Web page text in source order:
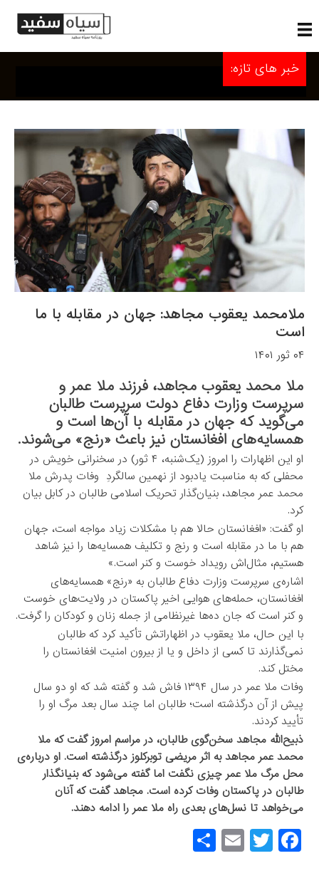
خبر های تازه:
ملامحمد یعقوب مجاهد: جهان در مقابله با ما
است
۰۴ ثور ۱۴۰۱
ملا محمد یعقوب مجاهد، فرزند ملا عمر و
سرپرست وزارت دفاع دولت سرپرست طالبان
می‌گوید که جهان در مقابله با آن‌ها است و
همسایه‌های افغانستان نیز باعث «رنج» می‌شوند.
او این اظهارات را امروز (یک‌شنبه، ۴ ثور) در سخنرانی خویش در
محفلی که به مناسبت یادبود از نهمین سالگردِ وفات پدرش ملا
محمد عمر مجاهد، بنیان‌گذار تحریک اسلامی طالبان در کابل بیان
کرد.
او گفت: «افغانستان حالا هم با مشکلات زیاد مواجه است، جهان
هم با ما در مقابله است و رنج و تکلیف همسایه‌ها را نیز شاهد
هستیم، مثال‌اش رویداد خوست و کنر است.»
اشاره‌ی سرپرست وزارت دفاع طالبان به «رنج» همسایه‌های
افغانستان، حمله‌های هوایی اخیر پاکستان در ولایت‌های خوست
و کنر است که جان ده‌ها غیرنظامی از جمله زنان و کودکان را گرفت.
با این حال، ملا یعقوب در اظهاراتش تأکید کرد که طالبان
نمی‌گذارند تا کسی از داخل و یا از بیرون امنیت افغانستان را
مختل کند.
وفات ملا عمر در سال ۱۳۹۴ فاش شد و گفته شد که او دو سال
پیش از آن درگذشته است؛ طالبان اما چند سال بعد مرگ او را
تأیید کردند.
ذبیح‌الله مجاهد سخن‌گوی طالبان، در مراسم امروز گفت که ملا
محمد عمر مجاهد به اثر مریضی توبرکلوز درگذشته است. او درباره‌ی
محل مرگ ملا عمر چیزی نگفت اما گفته می‌شود که بنیانگذار
طالبان در پاکستان وفات کرده است. مجاهد گفت که آنان
می‌خواهد تا نسل‌های بعدی راه ملا عمر را ادامه دهند.
F
a
T
wi
E
m